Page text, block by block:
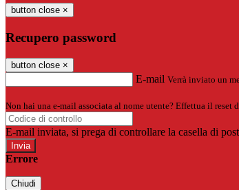
button close ×
Recupero password
button close ×
E-mail Verrà inviato un
Non hai una e-mail associata al nome utente? Effettua il reset
E-mail inviata, si prega di controllare la casella di
Errore
Chiudi